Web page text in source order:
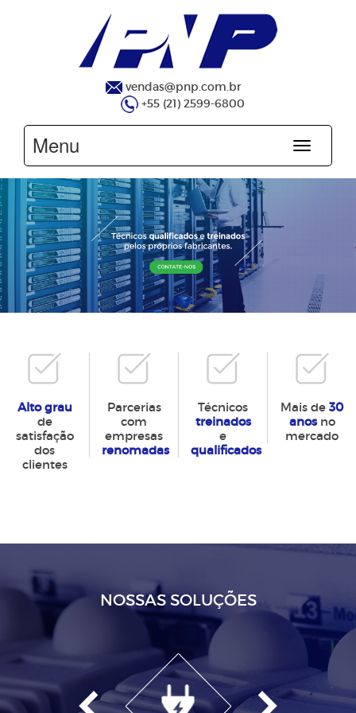
vendas@pnp.com.br
+55 (21) 2599-6800
Menu
Alto grau
de
satisfação
dos
clientes
Parcerias
com
empresas
renomadas
Técnicos
treinados
e
qualificados
Mais de 30
anosno
mercado
NOSSAS SOLUÇÕES